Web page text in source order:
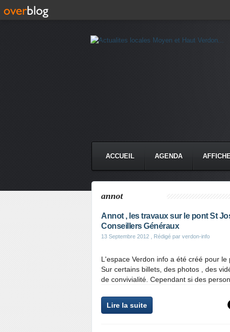
ACCUEIL AGENDA
annot
Annot , les travaux sur le pont St
Conseillers Généraux
13 Septembre 2012 , Rédigé par verdon-info
L'espace Verdon info a été créé pour le
Sur certains billets, des photos , des
de convivialité. Cependant si des
Lire la suite